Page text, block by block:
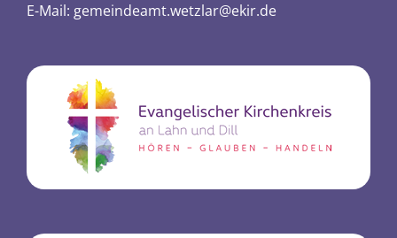
E-Mail: gemeindeamt.wetzlar@ekir.de